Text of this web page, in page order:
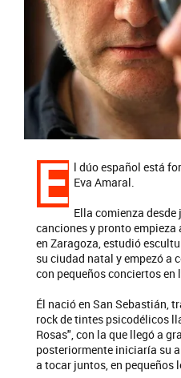
E l dúo español está
Eva Amaral.
Ella comienza
canciones y pronto
en Zaragoza, estudió
su ciudad natal y empezó a
con pequeños conciertos en
Él nació en San Sebastián,
rock de tintes psicodélicos
Rosas", con la que llegó a
posteriormente iniciaría su
a tocar juntos, en pequeños